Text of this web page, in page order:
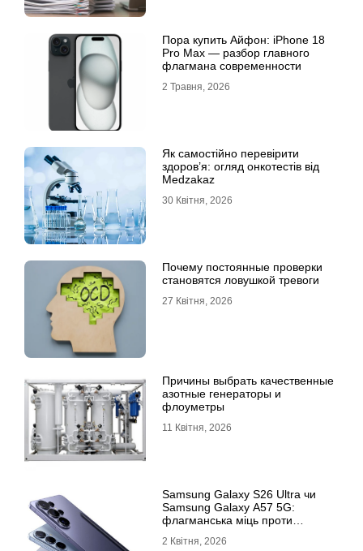
Пора купить Айфон: iPhone 18
Pro Max — разбор главного
флагмана современности
2 Травня, 2026
Як самостійно перевірити
здоров’я: огляд онкотестів від
Medzakaz
30 Квітня, 2026
Почему постоянные проверки
становятся ловушкой тревоги
27 Квітня, 2026
Причины выбрать качественные
азотные генераторы и
флоуметры
11 Квітня, 2026
Samsung Galaxy S26 Ultra чи
Samsung Galaxy A57 5G:
флагманська міць проти
2 Квітня, 2026